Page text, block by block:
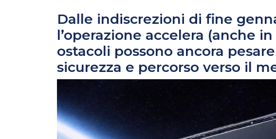
Dalle indiscrezioni di fine
l’operazione accelera (anche
ostacoli possono ancora
sicurezza e percorso verso il